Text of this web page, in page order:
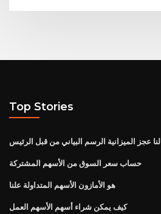
Top Stories
لنا عجز الميزانية الرسم البياني من قبل الرئيس
حساب سعر السوق من الأسهم المشتركة
هو الأمازون الأسهم المتداولة علنا
كيف يمكن شراء أسهم الأسهم العمل